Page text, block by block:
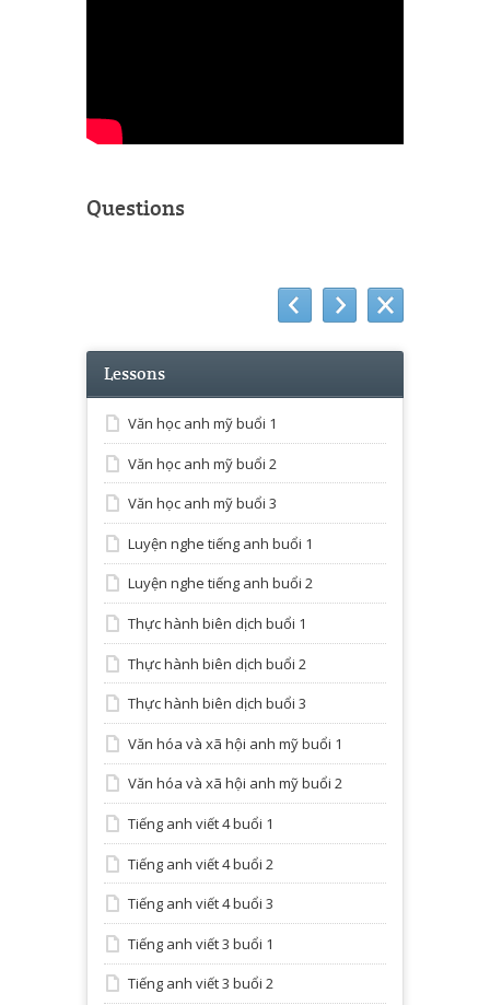
Questions
Lessons
Văn học anh mỹ buổi 1
Văn học anh mỹ buổi 2
Văn học anh mỹ buổi 3
Luyện nghe tiếng anh buổi 1
Luyện nghe tiếng anh buổi 2
Thực hành biên dịch buổi 1
Thực hành biên dịch buổi 2
Thực hành biên dịch buổi 3
Văn hóa và xã hội anh mỹ buổi 1
Văn hóa và xã hội anh mỹ buổi 2
Tiếng anh viết 4 buổi 1
Tiếng anh viết 4 buổi 2
Tiếng anh viết 4 buổi 3
Tiếng anh viết 3 buổi 1
Tiếng anh viết 3 buổi 2